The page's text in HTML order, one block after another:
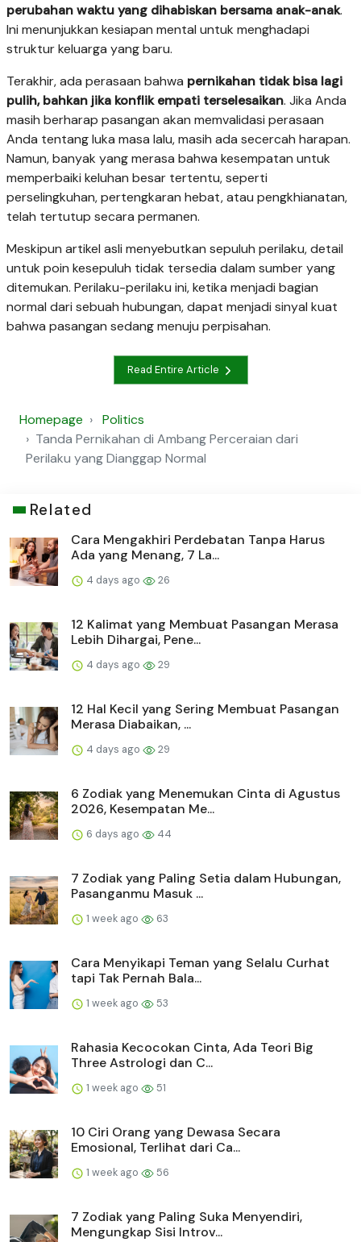
perubahan waktu yang dihabiskan bersama anak-anak.
Ini menunjukkan kesiapan mental untuk menghadapi
struktur keluarga yang baru.
Terakhir, ada perasaan bahwa pernikahan tidak bisa lagi
pulih, bahkan jika konflik empati terselesaikan. Jika Anda
masih berharap pasangan akan memvalidasi perasaan
Anda tentang luka masa lalu, masih ada secercah harapan.
Namun, banyak yang merasa bahwa kesempatan untuk
memperbaiki keluhan besar tertentu, seperti
perselingkuhan, pertengkaran hebat, atau pengkhianatan,
telah tertutup secara permanen.
Meskipun artikel asli menyebutkan sepuluh perilaku, detail
untuk poin kesepuluh tidak tersedia dalam sumber yang
ditemukan. Perilaku-perilaku ini, ketika menjadi bagian
normal dari sebuah hubungan, dapat menjadi sinyal kuat
bahwa pasangan sedang menuju perpisahan.
Read Entire Article
Homepage
Politics
Tanda Pernikahan di Ambang Perceraian dari
Perilaku yang Dianggap Normal
Related
Cara Mengakhiri Perdebatan Tanpa Harus
Ada yang Menang, 7 La...
4 days ago 26
12 Kalimat yang Membuat Pasangan Merasa
Lebih Dihargai, Pene...
4 days ago 29
12 Hal Kecil yang Sering Membuat Pasangan
Merasa Diabaikan, ...
4 days ago 29
6 Zodiak yang Menemukan Cinta di Agustus
2026, Kesempatan Me...
6 days ago 44
7 Zodiak yang Paling Setia dalam Hubungan,
Pasanganmu Masuk ...
1 week ago 63
Cara Menyikapi Teman yang Selalu Curhat
tapi Tak Pernah Bala...
1 week ago 53
Rahasia Kecocokan Cinta, Ada Teori Big
Three Astrologi dan C...
1 week ago 51
10 Ciri Orang yang Dewasa Secara
Emosional, Terlihat dari Ca...
1 week ago 56
7 Zodiak yang Paling Suka Menyendiri,
Mengungkap Sisi Introv...